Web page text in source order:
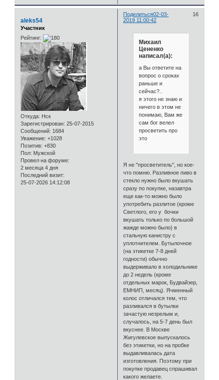
Поделиться 16
02-03-
2019 11:00:42
aleks54
Участник
Рейтинг:
Откуда: Нск
Зарегистрирован: 25-07-2015
Сообщений: 1684
Уважение: +1028
Позитив: +830
Пол: Мужской
Провел на форуме:
2 месяца 4 дня
Последний визит:
25-07-2026 14:12:08
Михаил
Цененко
написал(а):
а Вы ответите на
вопрос о сроках
раньше и
сейчас?..
я этого не знаю и
ничего в этом не
понимаю, Вам же
сам бог велел
просветить про
это
Я не "просветитель", но кое-
что помню. Разливное пиво в
стекло нужно было вкушать
сразу по покупке, назавтра
еще как-то можно было
употребить разлитое (кроме
Светлого, его у бочки
вкушать только по большой
жажде можно было) в
стальную канистру с
уплотнителем. Бутылочное
(на этикетке 7-8 дней
годности) обычно
выдерживало в холодильнике
до 2 недель (кроме
отдельных марок, Будвайзер,
ЕМНИП, месяц). Ячменный
колос отличался тем, что
разливался в бутылки
зачастую незрелым и,
случалось, на 5-7 день был
вкуснее. В Москве
Жигулевское выпускалось
без этикетки, но на пробке
выдавливалась дата
изготовления. Поэтому при
покупке продавец спрашивал
какого желаете.